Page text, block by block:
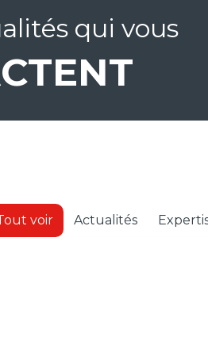
qui vous
voir Actualités